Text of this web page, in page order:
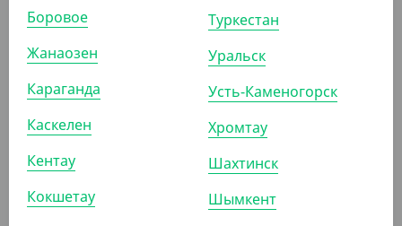
Боровое
Жанаозен
Караганда
Каскелен
Кентау
Кокшетау
Туркестан
Уральск
Усть-Каменогорск
Хромтау
Шахтинск
Шымкент